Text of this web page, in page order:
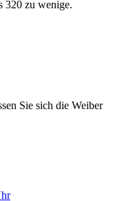
320 zu wenige.
Sie sich die Weiber